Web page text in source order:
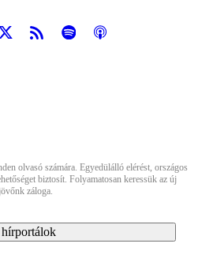
olvasó számára. Egyedülálló elérést, országos
biztosít. Folyamatosan keressük az új
záloga.